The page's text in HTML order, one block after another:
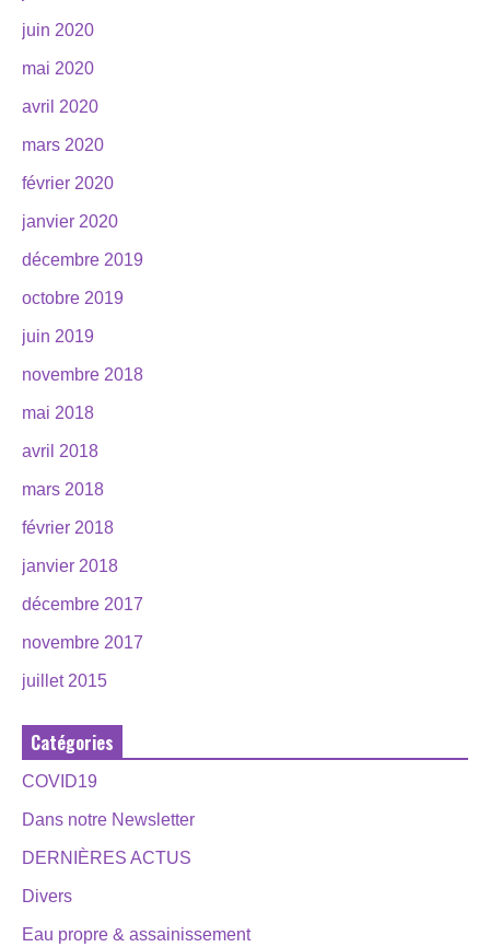
juin 2020
mai 2020
avril 2020
mars 2020
février 2020
janvier 2020
décembre 2019
octobre 2019
juin 2019
novembre 2018
mai 2018
avril 2018
mars 2018
février 2018
janvier 2018
décembre 2017
novembre 2017
juillet 2015
Catégories
COVID19
Dans notre Newsletter
DERNIÈRES ACTUS
Divers
Eau propre & assainissement